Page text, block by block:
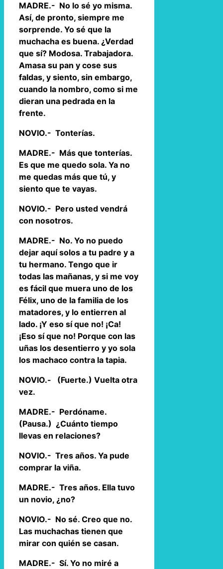
MADRE.- No lo sé yo misma.
Así, de pronto, siempre me
sorprende. Yo sé que la
muchacha es buena. ¿Verdad
que sí? Modosa. Trabajadora.
Amasa su pan y cose sus
faldas, y siento, sin embargo,
cuando la nombro, como si me
dieran una pedrada en la
frente.
NOVIO.- Tonterías.
MADRE.- Más que tonterías.
Es que me quedo sola. Ya no
me quedas más que tú, y
siento que te vayas.
NOVIO.- Pero usted vendrá
con nosotros.
MADRE.- No. Yo no puedo
dejar aquí solos a tu padre y a
tu hermano. Tengo que ir
todas las mañanas, y si me voy
es fácil que muera uno de los
Félix, uno de la familia de los
matadores, y lo entierren al
lado. ¡Y eso sí que no! ¡Ca!
¡Eso sí que no! Porque con las
uñas los desentierro y yo sola
los machaco contra la tapia.
NOVIO.- (Fuerte.) Vuelta otra
vez.
MADRE.- Perdóname.
(Pausa.) ¿Cuánto tiempo
llevas en relaciones?
NOVIO.- Tres años. Ya pude
comprar la viña.
MADRE.- Tres años. Ella tuvo
un novio, ¿no?
NOVIO.- No sé. Creo que no.
Las muchachas tienen que
mirar con quién se casan.
MADRE.- Sí. Yo no miré a